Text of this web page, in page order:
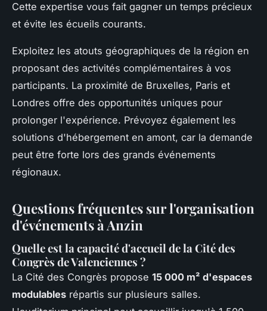
Cette expertise vous fait gagner un temps précieux
et évite les écueils courants.
Exploitez les atouts géographiques de la région en
proposant des activités complémentaires à vos
participants. La proximité de Bruxelles, Paris et
Londres offre des opportunités uniques pour
prolonger l'expérience. Prévoyez également les
solutions d'hébergement en amont, car la demande
peut être forte lors des grands événements
régionaux.
Questions fréquentes sur l'organisation
d'événements à Anzin
Quelle est la capacité d'accueil de la Cité des
Congrès de Valenciennes ?
La Cité des Congrès propose 15 000 m² d'espaces
modulables répartis sur plusieurs salles.